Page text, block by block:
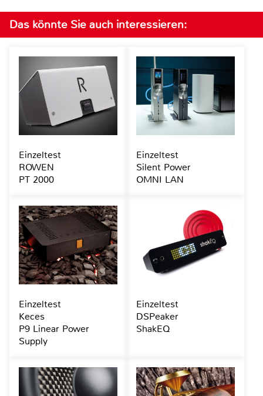
Das könnte Sie auch interessieren:
Einzeltest
ROWEN
PT 2000
Einzeltest
Silent Power
OMNI LAN
Einzeltest
Keces
P9 Linear Power
Supply
Einzeltest
DSPeaker
ShakEQ